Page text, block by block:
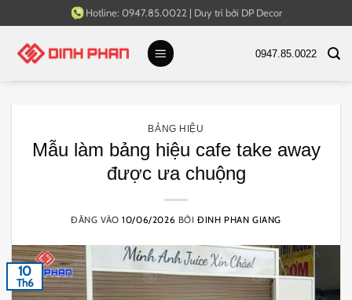
qua
Hotline: 0947.85.0022 | Duy trì bởi DP Decor
0947.85.0022
BẢNG HIỆU
Mẫu làm bảng hiệu cafe take away
được ưa chuộng
ĐĂNG VÀO10/06/2026 BỞIĐINH PHAN GIANG
10
Th6